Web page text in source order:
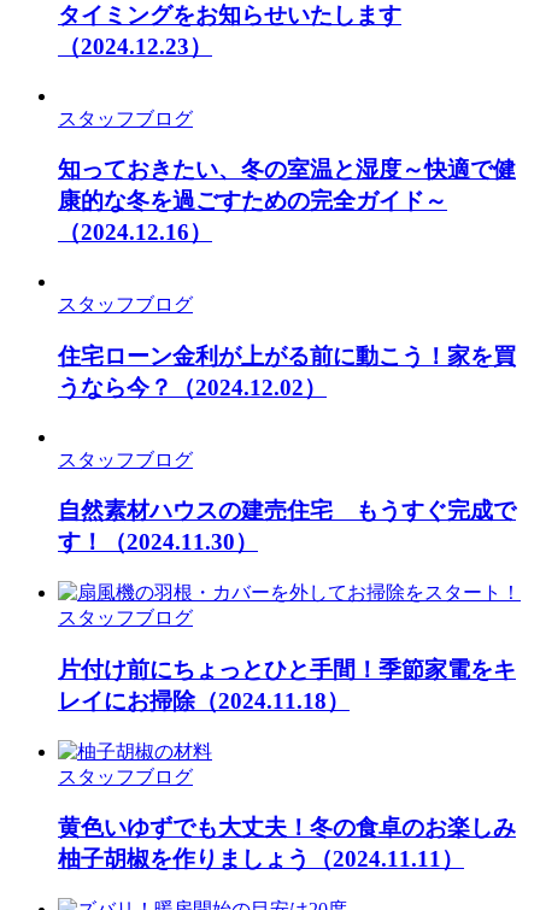
タイミングをお知らせいたします
（2024.12.23）
スタッフブログ
知っておきたい、冬の室温と湿度～快適で健
康的な冬を過ごすための完全ガイド～
（2024.12.16）
スタッフブログ
住宅ローン金利が上がる前に動こう！家を買
うなら今？
（2024.12.02）
スタッフブログ
自然素材ハウスの建売住宅 もうすぐ完成で
す！
（2024.11.30）
スタッフブログ
片付け前にちょっとひと手間！季節家電をキ
レイにお掃除（2024.11.18）
スタッフブログ
黄色いゆずでも大丈夫！冬の食卓のお楽しみ
柚子胡椒を作りましょう
（2024.11.11）